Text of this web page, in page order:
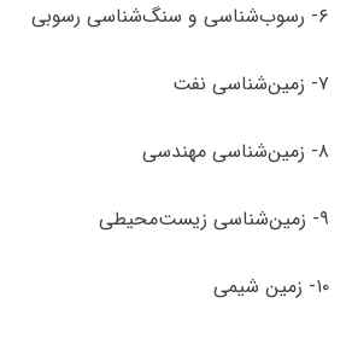
۶- رسوب‌شناسی و سنگ­‌شناسی رسوبی
۷- زمین‌شناسی نفت
۸- زمین‌شناسی مهندسی
۹- زمین‌شناسی زیست‌محیطی
۱۰- زمین شیمی